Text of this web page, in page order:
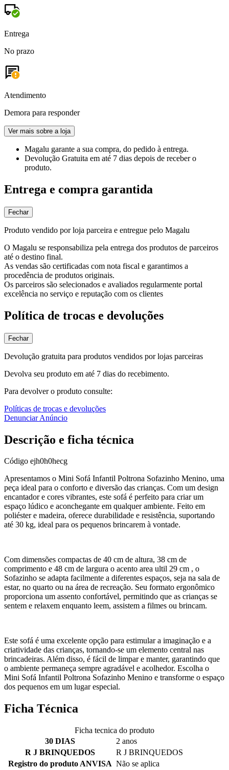
Entrega
No prazo
Atendimento
Demora para responder
Ver mais sobre a loja
Magalu garante a sua compra, do pedido à entrega.
Devolução Gratuita em até 7 dias depois de receber o
produto.
Entrega e compra garantida
Fechar
Produto vendido por loja parceira e entregue pelo Magalu
O Magalu se responsabiliza pela entrega dos produtos de parceiros
até o destino final.
As vendas são certificadas com nota fiscal e garantimos a
procedência de produtos originais.
Os parceiros são selecionados e avaliados regularmente portal
excelência no serviço e reputação com os clientes
Política de trocas e devoluções
Fechar
Devolução gratuita para produtos vendidos por lojas parceiras
Devolva seu produto em até 7 dias do recebimento.
Para devolver o produto consulte:
Políticas de trocas e devoluções
Denunciar Anúncio
Descrição e ficha técnica
Código ejh0h0hecg
Apresentamos o Mini Sofá Infantil Poltrona Sofazinho Menino, uma
peça ideal para o conforto e diversão das crianças. Com um design
encantador e cores vibrantes, este sofá é perfeito para criar um
espaço lúdico e aconchegante em qualquer ambiente. Feito em
poliéster e madeira, oferece durabilidade e resistência, suportando
até 30 kg, ideal para os pequenos brincarem à vontade.
Com dimensões compactas de 40 cm de altura, 38 cm de
comprimento e 48 cm de largura o acento area ultil 29 cm , o
Sofazinho se adapta facilmente a diferentes espaços, seja na sala de
estar, no quarto ou na área de recreação. Seu formato ergonômico
proporciona um assento confortável, permitindo que as crianças se
sentem e relaxem enquanto leem, assistem a filmes ou brincam.
Este sofá é uma excelente opção para estimular a imaginação e a
criatividade das crianças, tornando-se um elemento central nas
brincadeiras. Além disso, é fácil de limpar e manter, garantindo que
o ambiente permaneça sempre agradável e acolhedor. Escolha o
Mini Sofá Infantil Poltrona Sofazinho Menino e transforme o espaço
dos pequenos em um lugar especial.
Ficha Técnica
Ficha tecnica do produto
30 DIAS
2 anos
R J BRINQUEDOS
R J BRINQUEDOS
Registro do produto ANVISA Não se aplica